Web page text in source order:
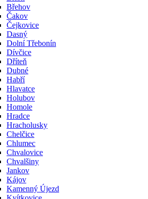
Břehov
Čakov
Čejkovice
Dasný
Dolní Třebonín
Dívčice
Dříteň
Dubné
Habří
Hlavatce
Holubov
Homole
Hradce
Hracholusky
Chelčice
Chlumec
Chvalovice
Chvalšiny
Jankov
Kájov
Kamenný Újezd